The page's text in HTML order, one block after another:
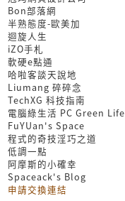
Bon部落網
半熟態度-歐美加
迴旋人生
iZO手札
軟硬e點通
哈啦客談天說地
Liumang 碎碎念
TechXG 科技指南
電腦綠生活 PC Green Life
FuYUan's Space
程式的奇技淫巧之道
低調一點
阿摩斯的小確幸
Spaceack's Blog
申請交換連結